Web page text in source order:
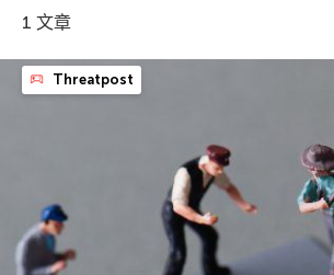
1 文章
Threatpost